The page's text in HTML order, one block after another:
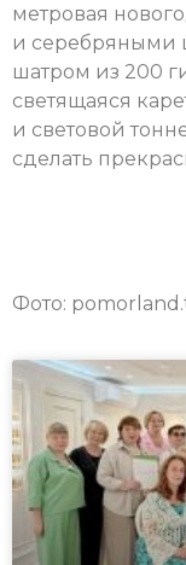
метровая
и серебряными
шатром из 200
светящаяся
и световой
сделать
Фото: